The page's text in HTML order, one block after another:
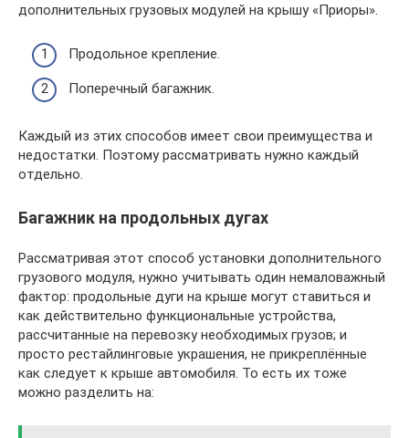
дополнительных грузовых модулей на крышу «Приоры».
Продольное крепление.
Поперечный багажник.
Каждый из этих способов имеет свои преимущества и
недостатки. Поэтому рассматривать нужно каждый
отдельно.
Багажник на продольных дугах
Рассматривая этот способ установки дополнительного
грузового модуля, нужно учитывать один немаловажный
фактор: продольные дуги на крыше могут ставиться и
как действительно функциональные устройства,
рассчитанные на перевозку необходимых грузов; и
просто рестайлинговые украшения, не прикреплённые
как следует к крыше автомобиля. То есть их тоже
можно разделить на: